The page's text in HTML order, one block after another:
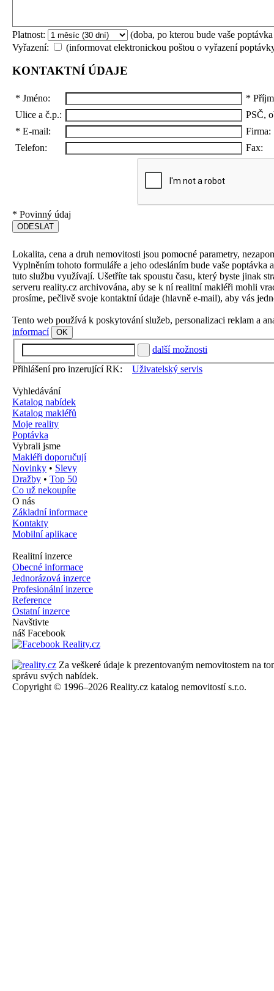
Platnost:
(doba, po kterou bude vaše
Vyřazení:
(informovat elektronickou poštou o vyřazení
KONTAKTNÍ ÚDAJE
* Jméno: *
Ulice a č.p.:
PSČ,
* E-mail:
Firma:
Telefon:
Fax:
* Povinný údaj
Lokalita, cena a druh nemovitosti jsou pomocné parametry,
Vyplněním tohoto formuláře a jeho odesláním bude vaše
tuto službu využívají. Ušetříte tak spoustu času, který byste jinak
serveru reality.cz archivována, aby se k ní realitní makléři mohli
prosíme, pečlivě svoje kontaktní údaje (hlavně e-mail), aby vás
Tento web používá k poskytování služeb, personalizaci reklam a
informací
OK
další možnosti
Přihlášení pro inzerující RK:
Uživatelský servis
Vyhledávání
Katalog nabídek
Katalog makléřů
Moje reality
Poptávka
Vybrali jsme
Makléři doporučují
Novinky • Slevy
Dražby • Top 50
Co už nekoupíte
O nás
Základní informace
Kontakty
Mobilní aplikace
Realitní inzerce
Obecné informace
Jednorázová inzerce
Profesionální inzerce
Reference
Ostatní inzerce
Navštivte
náš Facebook
Za veškeré údaje k prezentovaným nemovitostem na
správu svých nabídek.
Copyright © 1996–2026 Reality.cz katalog nemovitostí s.r.o.